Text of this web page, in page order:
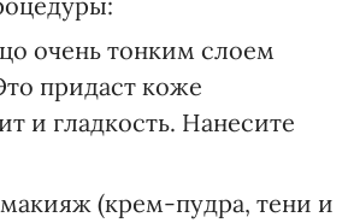
очень тонким слоем
придаст коже
и гладкость. Нанесите
(крем-пудра, тени и